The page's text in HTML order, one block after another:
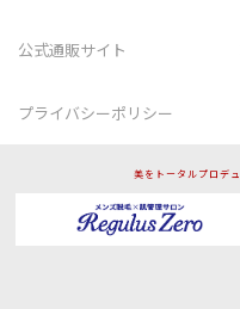
公式通販サイト
プライバシーポリシー
美をトータルプロデ